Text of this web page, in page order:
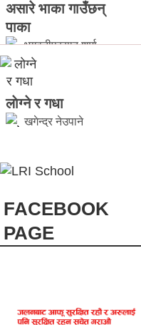
असारे भाका गाउँछन्
पाका
भगवतीप्रसाद शर्मा
लाेग्ने र गधा
खगेन्द्र नेउपाने
FACEBOOK
PAGE